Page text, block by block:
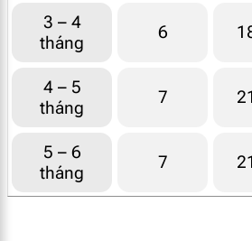
[popup_anything
id="1913"]
1.35
[popup_anything
id="1915"]
mcg 1.57
[popup_anything
id="1914"]
mcg 5.4
3 – 4
tháng
6
4 – 5
tháng
7
5 – 6
tháng
7